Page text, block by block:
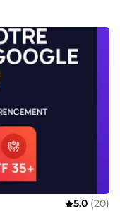
5,0 (20)